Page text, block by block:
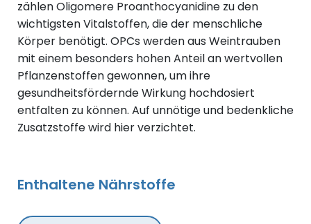
zählen Oligomere Proanthocyanidine zu den
wichtigsten Vitalstoffen, die der menschliche
Körper benötigt. OPCs werden aus Weintrauben
mit einem besonders hohen Anteil an wertvollen
Pflanzenstoffen gewonnen, um ihre
gesundheitsfördernde Wirkung hochdosiert
entfalten zu können. Auf unnötige und bedenkliche
Zusatzstoffe wird hier verzichtet.
Enthaltene Nährstoffe